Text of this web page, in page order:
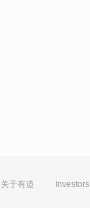
关于有道 Investors